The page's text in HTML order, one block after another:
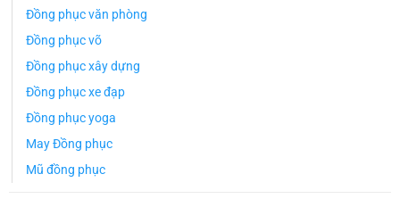
Đồng phục văn phòng
Đồng phục võ
Đồng phục xây dựng
Đồng phục xe đạp
Đồng phục yoga
May Đồng phục
Mũ đồng phục